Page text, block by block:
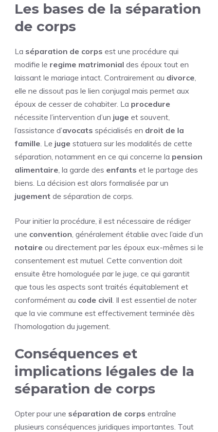
Les bases de la séparation
de corps
La séparation de corps est une procédure qui
modifie le regime matrimonial des époux tout en
laissant le mariage intact. Contrairement au divorce,
elle ne dissout pas le lien conjugal mais permet aux
époux de cesser de cohabiter. La procedure
nécessite l’intervention d’un juge et souvent,
l’assistance d’avocats spécialisés en droit de la
famille. Le juge statuera sur les modalités de cette
séparation, notamment en ce qui concerne la pension
alimentaire, la garde des enfants et le partage des
biens. La décision est alors formalisée par un
jugement de séparation de corps.
Pour initier la procédure, il est nécessaire de rédiger
une convention, généralement établie avec l’aide d’un
notaire ou directement par les époux eux-mêmes si le
consentement est mutuel. Cette convention doit
ensuite être homologuée par le juge, ce qui garantit
que tous les aspects sont traités équitablement et
conformément au code civil. Il est essentiel de noter
que la vie commune est effectivement terminée dès
l’homologation du jugement.
Conséquences et
implications légales de la
séparation de corps
Opter pour une séparation de corps entraîne
plusieurs conséquences juridiques importantes. Tout